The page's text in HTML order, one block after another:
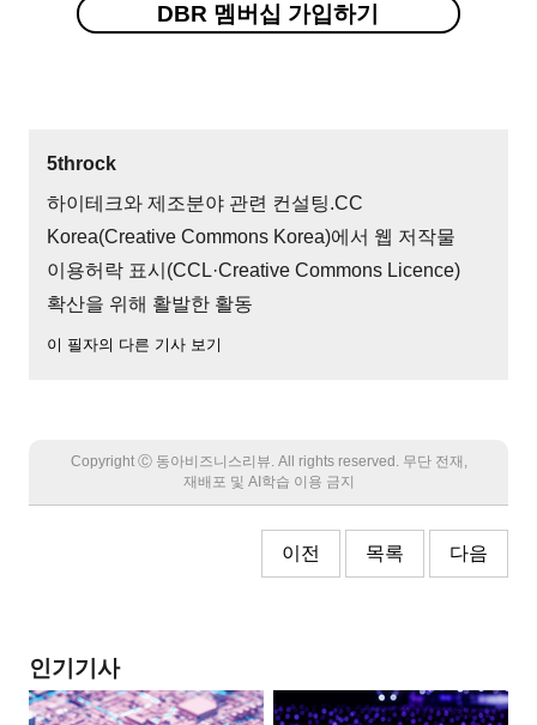
DBR 멤버십 가입하기
5throck
하이테크와 제조분야 관련 컨설팅.CC
Korea(Creative Commons Korea)에서 웹 저작물
이용허락 표시(CCL·Creative Commons Licence)
확산을 위해 활발한 활동
이 필자의 다른 기사 보기
Copyright Ⓒ 동아비즈니스리뷰. All rights reserved. 무단 전재,
재배포 및 AI학습 이용 금지
이전 목록 다음
인기기사